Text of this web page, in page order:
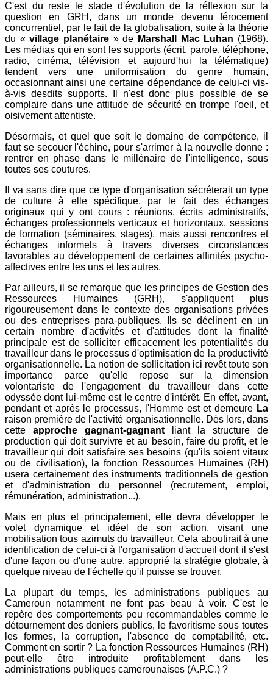
C'est du reste le stade d'évolution de la réflexion sur la
question en GRH, dans un monde devenu férocement
concurrentiel, par le fait de la globalisation, suite à la théorie
du «village planétaire » de Marshall Mac Luhan (1968).
Les médias qui en sont les supports (écrit, parole, téléphone,
radio, cinéma, télévision et aujourd'hui la télématique)
tendent vers une uniformisation du genre humain,
occasionnant ainsi une certaine dépendance de celui-ci vis-
à-vis desdits supports. Il n'est donc plus possible de se
complaire dans une attitude de sécurité en trompe l'oeil, et
oisivement attentiste.
Désormais, et quel que soit le domaine de compétence, il
faut se secouer l'échine, pour s'arrimer à la nouvelle donne :
rentrer en phase dans le millénaire de l'intelligence, sous
toutes ses coutures.
Il va sans dire que ce type d'organisation sécréterait un type
de culture à elle spécifique, par le fait des échanges
originaux qui y ont cours : réunions, écrits administratifs,
échanges professionnels verticaux et horizontaux, sessions
de formation (séminaires, stages), mais aussi rencontres et
échanges informels à travers diverses circonstances
favorables au développement de certaines affinités psycho-
affectives entre les uns et les autres.
Par ailleurs, il se remarque que les principes de Gestion des
Ressources Humaines (GRH), s'appliquent plus
rigoureusement dans le contexte des organisations privées
ou des entreprises para-publiques. Ils se déclinent en un
certain nombre d'activités et d'attitudes dont la finalité
principale est de solliciter efficacement les potentialités du
travailleur dans le processus d'optimisation de la productivité
organisationnelle. La notion de sollicitation ici revêt toute son
importance parce qu'elle repose sur la dimension
volontariste de l'engagement du travailleur dans cette
odyssée dont lui-même est le centre d'intérêt. En effet, avant,
pendant et après le processus, l'Homme est et demeure La
raison première de l'activité organisationnelle. Dès lors, dans
cette approche gagnant-gagnant liant la structure de
production qui doit survivre et au besoin, faire du profit, et le
travailleur qui doit satisfaire ses besoins (qu'ils soient vitaux
ou de civilisation), la fonction Ressources Humaines (RH)
usera certainement des instruments traditionnels de gestion
et d'administration du personnel (recrutement, emploi,
rémunération, administration...).
Mais en plus et principalement, elle devra développer le
volet dynamique et idéel de son action, visant une
mobilisation tous azimuts du travailleur. Cela aboutirait à une
identification de celui-ci à l'organisation d'accueil dont il s'est
d'une façon ou d'une autre, approprié la stratégie globale, à
quelque niveau de l'échelle qu'il puisse se trouver.
La plupart du temps, les administrations publiques au
Cameroun notamment ne font pas beau à voir. C'est le
repère des comportements peu recommandables comme le
détournement des deniers publics, le favoritisme sous toutes
les formes, la corruption, l'absence de comptabilité, etc.
Comment en sortir ? La fonction Ressources Humaines (RH)
peut-elle être introduite profitablement dans les
administrations publiques camerounaises (A.P.C.) ?